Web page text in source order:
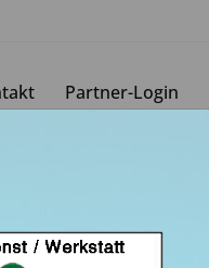
Partner-Login
Autoschlüssel (in
Berlin)